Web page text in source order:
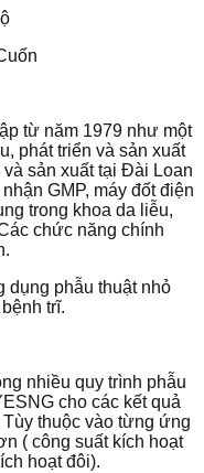
từ năm 1979 như một
phát triển và sản xuất
sản xuất tại Đài Loan
GMP, máy đốt điện
trong khoa da liễu,
chức năng chính
dụng phẫu thuật nhỏ
trĩ.
nhiều quy trình phẫu
cho các kết quả
thuộc vào từng ứng
( công suất kích hoạt
hoạt đôi).